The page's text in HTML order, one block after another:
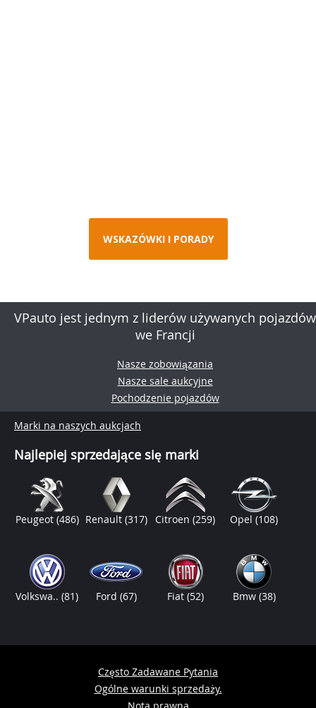
WSKAZÓWKI I PORADY
VPauto jest jednym z liderów używanych pojazdów
we Francji
Nasze zobowiązania
Nasze sale aukcyjne
Pochodzenie pojazdów
Marki na naszych aukcjach
Najlepiej sprzedające się marki
Peugeot (486) Renault (317) Citroen(259) Opel(108)
Volkswa..(81) Ford (67) Fiat (52) Bmw (38)
Często Zadawane Pytania
Ogólne warunki sprzedaży.
Nota prawna